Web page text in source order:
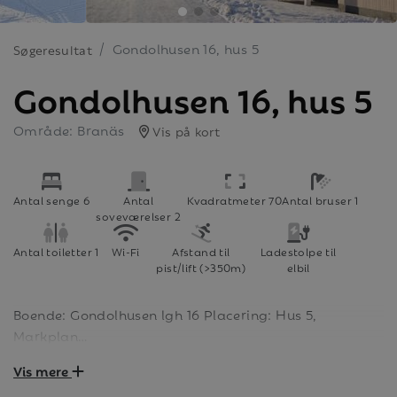
Søgeresultat Gondolhusen 16, hus 5
Gondolhusen 16, hus 5
Område: Branäs Vis på kort
Antal senge 6
Antal
soveværelser 2
Kvadratmeter 70Antal bruser 1
Antal toiletter 1 Wi-Fi
Afstand til
pist/lift (>350m)
Ladestolpe til
elbil
Boende: Gondolhusen lgh 16 Placering: Hus 5,
Markplan
Lägenheterna på 70 kvm i Gondolhusen har två
Vis mere